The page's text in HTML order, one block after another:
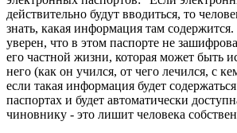
действительно будут вводиться, то
знать, какая информация там
уверен, что в этом паспорте не
его частной жизни, которая может быть
него (как он учился, от чего лечился, с
если такая информация будет
паспортах и будет автоматически
чиновнику - это лишит человека